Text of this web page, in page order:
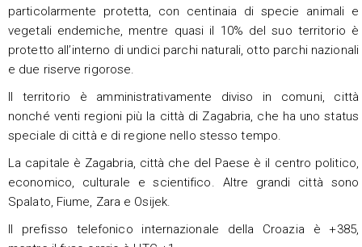
particolarmente protetta, con centinaia di specie animali e
vegetali endemiche, mentre quasi il 10% del suo territorio è
protetto all’interno di undici parchi naturali, otto parchi nazionali
e due riserve rigorose.
Il territorio è amministrativamente diviso in comuni, città
nonché venti regioni più la città di Zagabria, che ha uno status
speciale di città e di regione nello stesso tempo.
La capitale è Zagabria, città che del Paese è il centro politico,
economico, culturale e scientifico. Altre grandi città sono
Spalato, Fiume, Zara e Osijek.
Il prefisso telefonico internazionale della Croazia è +385,